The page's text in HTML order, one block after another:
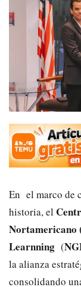
En el marco de
historia, el
Nortamericano
Learnning (
la alianza
consolidando